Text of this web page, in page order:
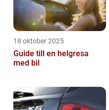
18 oktober 2025
Guide till en helgresa
med bil